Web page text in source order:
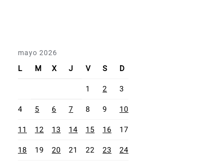
mayo 2026
L M X J V S D
1 2 3
4 5 6 7 8 9 10
11 12 13 14 15 16 17
18 19 20 21 22 23 24